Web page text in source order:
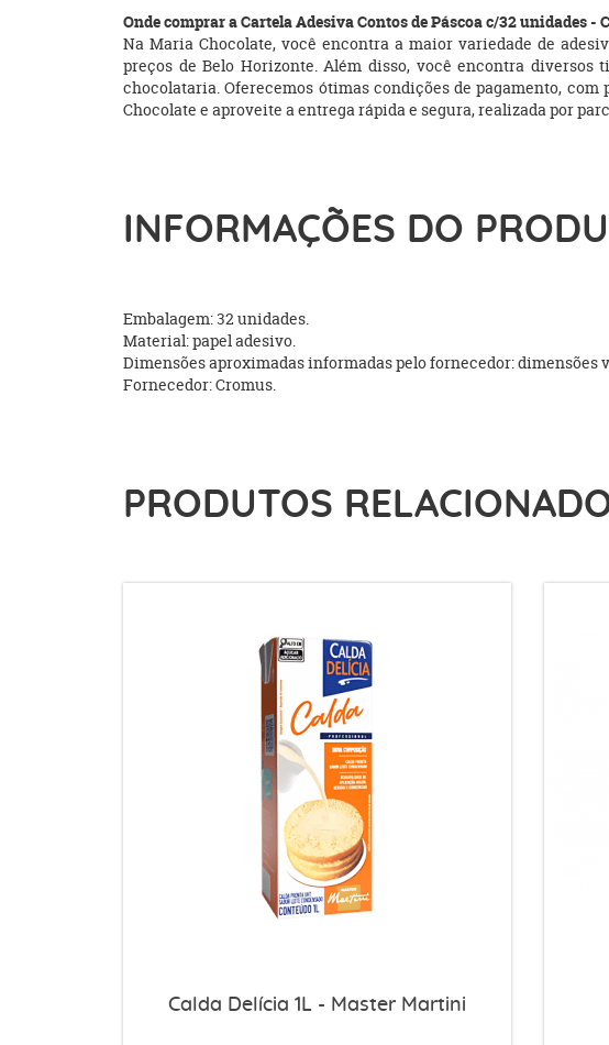
Onde comprar a Cartela Adesiva Contos de Páscoa c/32 unidades -
Na Maria Chocolate, você encontra a maior variedade de
preços de Belo Horizonte. Além disso, você encontra
chocolataria. Oferecemos ótimas condições de pagamento,
Chocolate e aproveite a entrega rápida e segura, realizada por
INFORMAÇÕES DO
Embalagem: 32 unidades.
Material: papel adesivo.
Dimensões aproximadas informadas pelo fornecedor: dimensões
Fornecedor: Cromus.
PRODUTOS
Calda Delícia 1L - Master Martini